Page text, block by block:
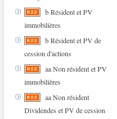
b Résident et PV
immobilières
b Résident et PV de
cession d'actions
aa Non résident et PV
immobilières
aa Non résident
Dividendes et PV de cession